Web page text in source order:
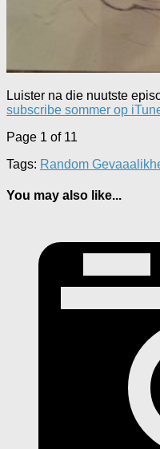
Luister na die nuutste
subscribe sommer op
Page 1 of 11
Tags: Random
You may also like...